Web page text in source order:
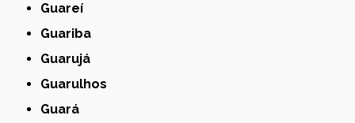
Guareí
Guariba
Guarujá
Guarulhos
Guará